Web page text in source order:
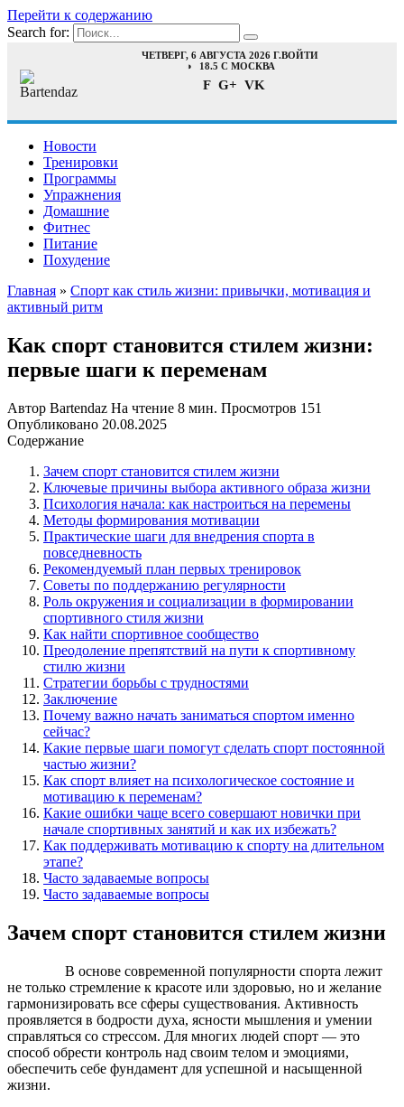
Перейти к содержанию
Search for:
ЧЕТВЕРГ, 6 АВГУСТА 2026 Г.ВОЙТИ
18.5 C МОСКВА
F G+ VK
Новости
Тренировки
Программы
Упражнения
Домашние
Фитнес
Питание
Похудение
Главная » Спорт как стиль жизни: привычки, мотивация и
активный ритм
Как спорт становится стилем жизни:
первые шаги к переменам
Автор Bartendaz На чтение 8 мин. Просмотров 151
Опубликовано 20.08.2025
Содержание
Зачем спорт становится стилем жизни
Ключевые причины выбора активного образа жизни
Психология начала: как настроиться на перемены
Методы формирования мотивации
Практические шаги для внедрения спорта в
повседневность
Рекомендуемый план первых тренировок
Советы по поддержанию регулярности
Роль окружения и социализации в формировании
спортивного стиля жизни
Как найти спортивное сообщество
Преодоление препятствий на пути к спортивному
стилю жизни
Стратегии борьбы с трудностями
Заключение
Почему важно начать заниматься спортом именно
сейчас?
Какие первые шаги помогут сделать спорт постоянной
частью жизни?
Как спорт влияет на психологическое состояние и
мотивацию к переменам?
Какие ошибки чаще всего совершают новички при
начале спортивных занятий и как их избежать?
Как поддерживать мотивацию к спорту на длительном
этапе?
Часто задаваемые вопросы
Часто задаваемые вопросы
Зачем спорт становится стилем жизни
В основе современной популярности спорта лежит
не только стремление к красоте или здоровью, но и желание
гармонизировать все сферы существования. Активность
проявляется в бодрости духа, ясности мышления и умении
справляться со стрессом. Для многих людей спорт — это
способ обрести контроль над своим телом и эмоциями,
обеспечить себе фундамент для успешной и насыщенной
жизни.